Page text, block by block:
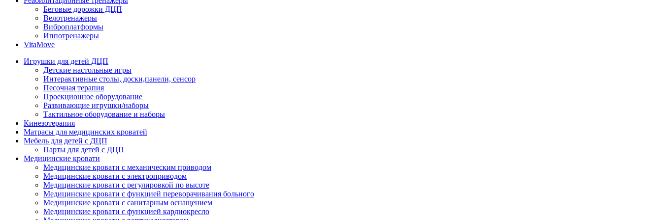
Беговые дорожки ДЦП
Велотренажеры
Виброплатформы
Иппотренажеры
VitaMove
Игрушки для детей ДЦП
Детские настольные игры
Интерактивные столы, доски,панели, сенсор
Песочная терапия
Проекционное оборудование
Развивающие игрушки/наборы
Тактильное оборудование и наборы
Кинезотерапия
Матрасы для медицинских кроватей
Мебель для детей с ДЦП
Парты для детей с ДЦП
Медицинские кровати
Медицинские кровати с механическим приводом
Медицинские кровати с электроприводом
Медицинские кровати с регулировкой по высоте
Медицинские кровати с функцией переворачивания больного
Медицинские кровати с санитарным оснащением
Медицинские кровати с функцией кардиокресло